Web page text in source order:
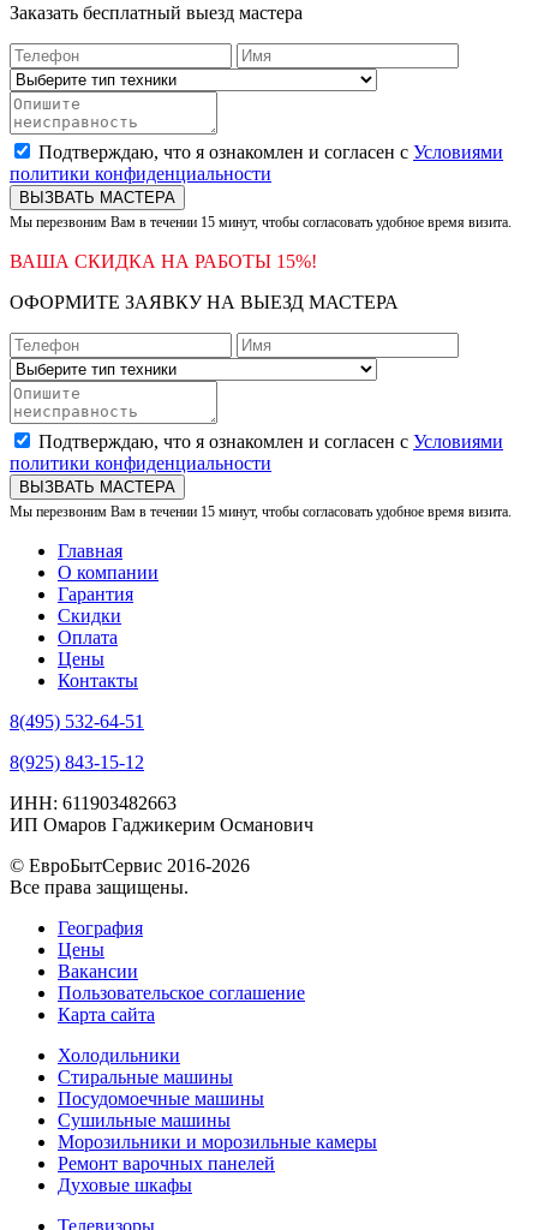
Заказать бесплатный выезд мастера
Подтверждаю, что я ознакомлен и согласен с Условиями
политики конфиденциальности
ВЫЗВАТЬ МАСТЕРА
Мы перезвоним Вам в течении 15 минут, чтобы согласовать удобное время визита.
ВАША СКИДКА НА РАБОТЫ 15%!
ОФОРМИТЕ ЗАЯВКУ НА ВЫЕЗД МАСТЕРА
Подтверждаю, что я ознакомлен и согласен с Условиями
политики конфиденциальности
ВЫЗВАТЬ МАСТЕРА
Мы перезвоним Вам в течении 15 минут, чтобы согласовать удобное время визита.
Главная
О компании
Гарантия
Скидки
Оплата
Цены
Контакты
8(495) 532-64-51
8(925) 843-15-12
ИНН: 611903482663
ИП Омаров Гаджикерим Османович
© ЕвроБытСервис 2016-2026
Все права защищены.
География
Цены
Вакансии
Пользовательское соглашение
Карта сайта
Холодильники
Стиральные машины
Посудомоечные машины
Сушильные машины
Морозильники и морозильные камеры
Ремонт варочных панелей
Духовые шкафы
Телевизоры